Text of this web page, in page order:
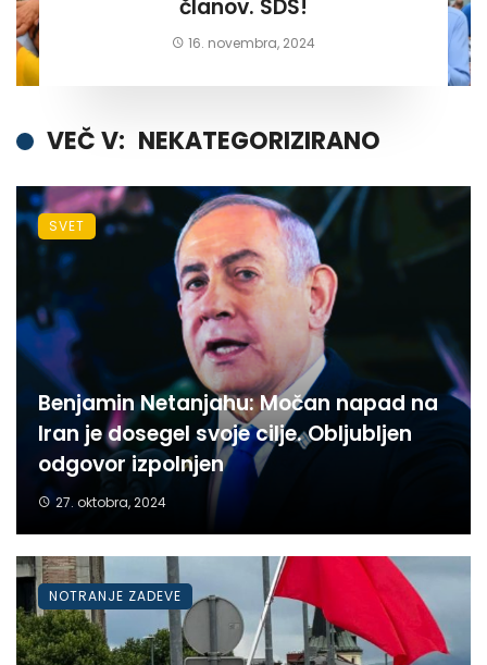
članov. SDS!
16. novembra, 2024
VEČ V: NEKATEGORIZIRANO
Benjamin Netanjahu: Močan napad na
Iran je dosegel svoje cilje. Obljubljen
odgovor izpolnjen
27. oktobra, 2024
SVET
NOTRANJE ZADEVE